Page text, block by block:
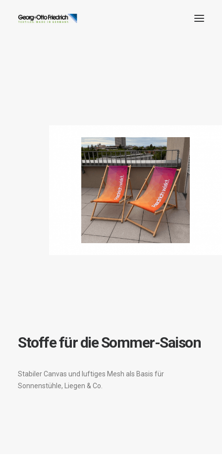
Stoffe für die Sommer-Saison
Stabiler Canvas und luftiges Mesh als Basis für
Sonnenstühle, Liegen & Co.